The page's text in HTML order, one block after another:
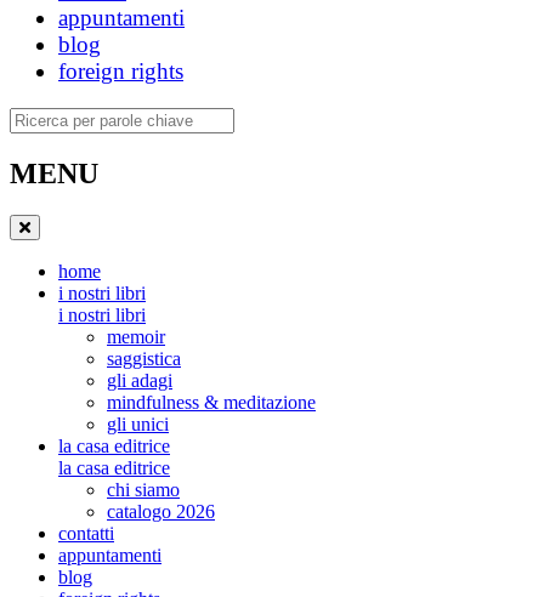
appuntamenti
blog
foreign rights
Ricerca
MENU
home
i nostri libri
i nostri libri
memoir
saggistica
gli adagi
mindfulness & meditazione
gli unici
la casa editrice
la casa editrice
chi siamo
catalogo 2026
contatti
appuntamenti
blog